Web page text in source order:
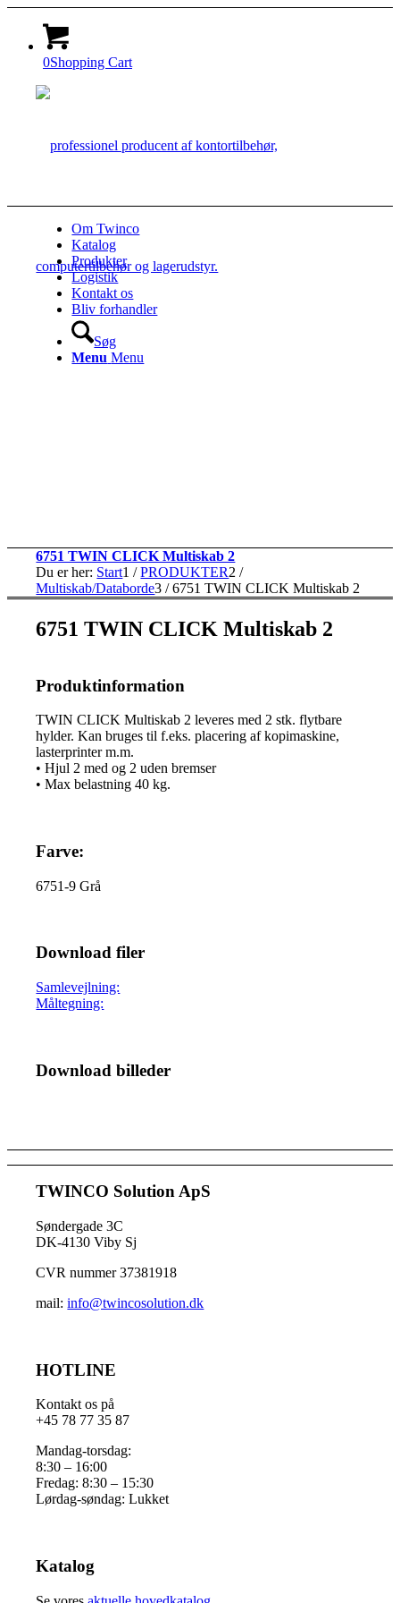
0Shopping Cart
Om Twinco
Katalog
Produkter
Logistik
Kontakt os
Bliv forhandler
Søg
Menu Menu
6751 TWIN CLICK Multiskab 2
Du er her: Start1 / PRODUKTER2 /
Multiskab/Databorde3 / 6751 TWIN CLICK Multiskab 2
6751 TWIN CLICK Multiskab 2
Produktinformation
TWIN CLICK Multiskab 2 leveres med 2 stk. flytbare
hylder. Kan bruges til f.eks. placering af kopimaskine,
lasterprinter m.m.
• Hjul 2 med og 2 uden bremser
• Max belastning 40 kg.
Farve:
6751-9 Grå
Download filer
Samlevejlning:
Måltegning:
Download billeder
TWINCO Solution ApS
Søndergade 3C
DK-4130 Viby Sj
CVR nummer 37381918
mail:info@twincosolution.dk
HOTLINE
Kontakt os på
+45 78 77 35 87
Mandag-torsdag:
8:30 – 16:00
Fredag: 8:30 – 15:30
Lørdag-søndag: Lukket
Katalog